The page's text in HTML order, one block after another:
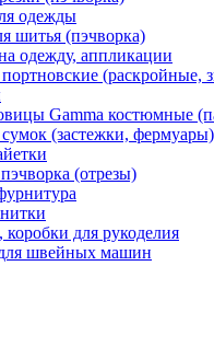
одежды
шитья (пэчворка)
одежду, аппликации
(раскройные,
Gamma костюмные
(застежки, фермуары)
(отрезы)
для рукоделия
швейных машин